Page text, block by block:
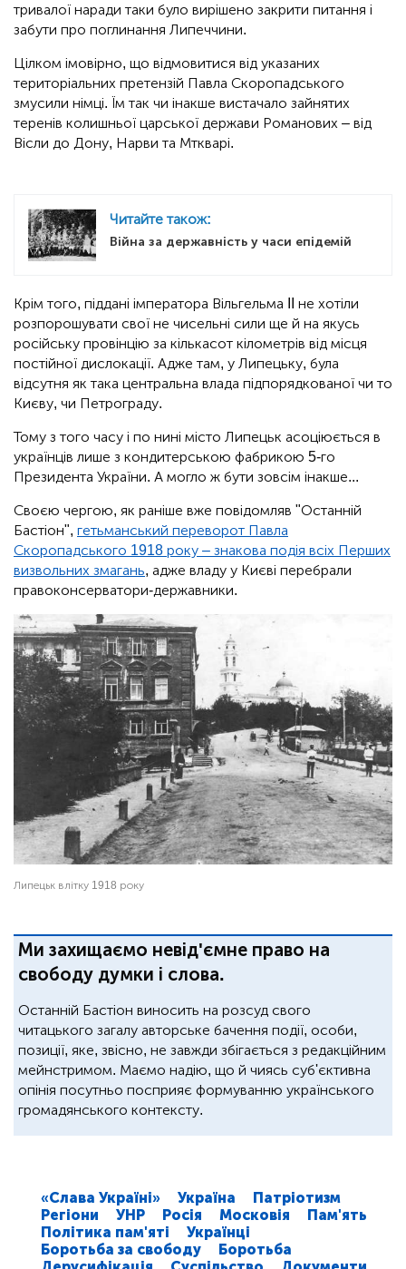
тривалої наради таки було вирішено закрити питання і
забути про поглинання Липеччини.
Цілком імовірно, що відмовитися від указаних
територіальних претензій Павла Скоропадського
змусили німці. Їм так чи інакше вистачало зайнятих
теренів колишньої царської держави Романових – від
Вісли до Дону, Нарви та Мткварі.
Читайте також:
Війна за державність у часи епідемій
Крім того, піддані імператора Вільгельма II не хотіли
розпорошувати свої не чисельні сили ще й на якусь
російську провінцію за кількасот кілометрів від місця
постійної дислокації. Адже там, у Липецьку, була
відсутня як така центральна влада підпорядкованої чи то
Києву, чи Петрограду.
Тому з того часу і по нині місто Липецьк асоціюється в
українців лише з кондитерською фабрикою 5-го
Президента України. А могло ж бути зовсім інакше...
Своєю чергою, як раніше вже повідомляв "Останній
Бастіон", гетьманський переворот Павла
Скоропадського 1918 року – знакова подія всіх Перших
визвольних змагань, адже владу у Києві перебрали
правоконсерватори-державники.
Липецьк влітку 1918 року
Ми захищаємо невід'ємне право на
свободу думки і слова.
Останній Бастіон виносить на розсуд свого
читацького загалу авторське бачення події, особи,
позиції, яке, звісно, не завжди збігається з редакційним
мейнстримом. Маємо надію, що й чиясь суб'єктивна
опінія посутньо посприяє формуванню українського
громадянського контексту.
«Слава Україні» Україна
Патріотизм
Регіони
УНР Росія Московія
Пам'ять
Політика пам'яті
Українці
Боротьба за свободу
Боротьба